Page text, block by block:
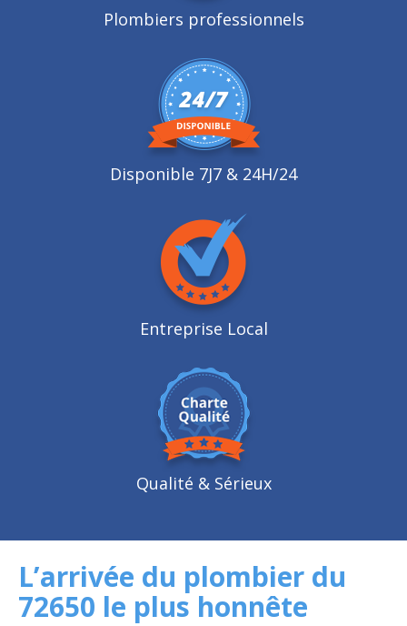
Plombiers professionnels
Disponible 7J7 & 24H/24
Entreprise Local
Qualité & Sérieux
L’arrivée du plombier du
72650 le plus honnête